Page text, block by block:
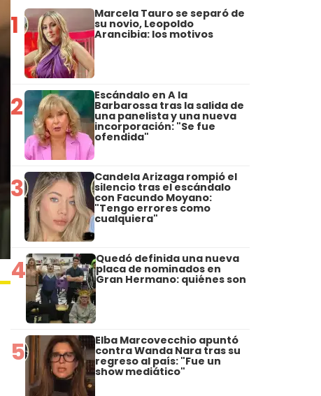
1 Marcela Tauro se separó de
su novio, Leopoldo
Arancibia: los motivos
2 Escándalo en A la
Barbarossa tras la salida de
una panelista y una nueva
incorporación: "Se fue
ofendida"
3 Candela Arizaga rompió el
silencio tras el escándalo
con Facundo Moyano:
"Tengo errores como
cualquiera"
4 Quedó definida una nueva
placa de nominados en
Gran Hermano: quiénes son
5 Elba Marcovecchio apuntó
contra Wanda Nara tras su
regreso al país: "Fue un
show mediático"